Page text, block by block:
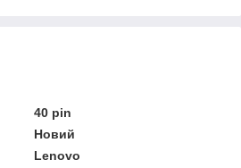
40 pin
Новий
Lenovo